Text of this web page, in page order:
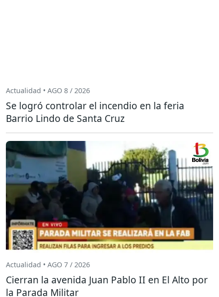
Actualidad • AGO 8 / 2026
Se logró controlar el incendio en la feria
Barrio Lindo de Santa Cruz
Actualidad • AGO 7 / 2026
Cierran la avenida Juan Pablo II en El Alto por
la Parada Militar